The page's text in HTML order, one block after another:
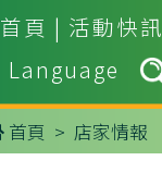
首頁 | 活動快訊
Language
首頁 > 店家情報